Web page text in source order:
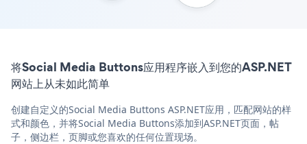
将Social Media Buttons应用程序嵌入到您的ASP.NET
网站上从未如此简单
创建自定义的Social Media Buttons ASP.NET应用，匹配网站的样
式和颜色，并将Social Media Buttons添加到ASP.NET页面，帖
子，侧边栏，页脚或您喜欢的任何位置现场。